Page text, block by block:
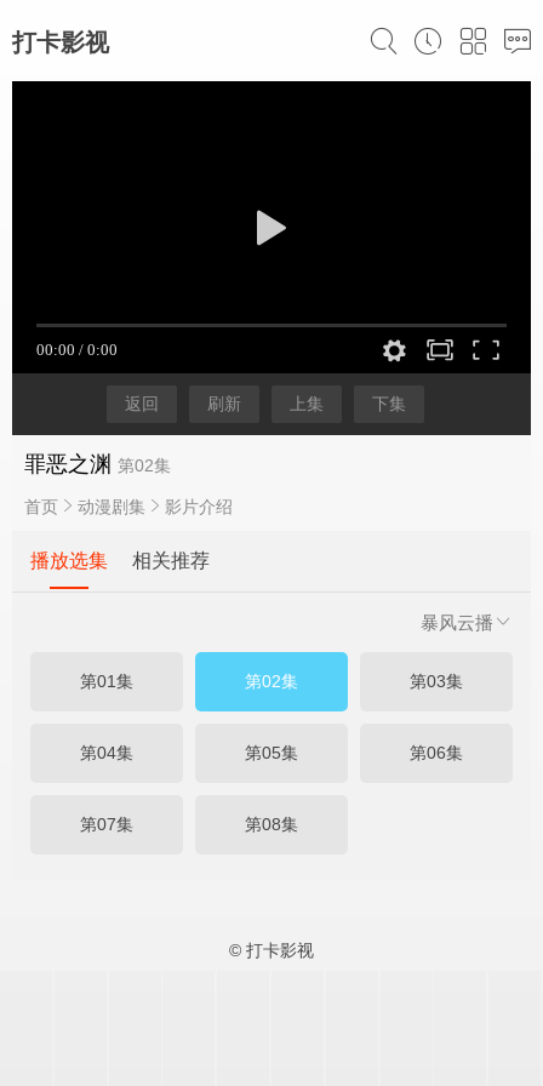
打卡影视
返回 刷新 上集 下集
罪恶之渊 第02集
首页 动漫剧集 影片介绍
播放选集 相关推荐
暴风云播
第01集 第02集 第03集
第04集 第05集 第06集
第07集 第08集
© 打卡影视